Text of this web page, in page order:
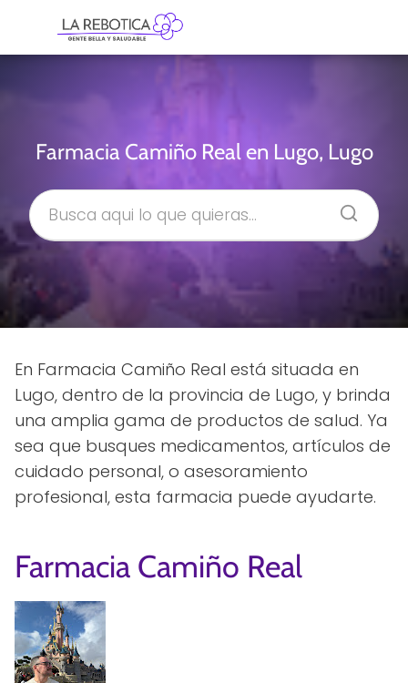
Farmacia Camiño Real en Lugo, Lugo
En Farmacia Camiño Real está situada en
Lugo, dentro de la provincia de Lugo, y brinda
una amplia gama de productos de salud. Ya
sea que busques medicamentos, artículos de
cuidado personal, o asesoramiento
profesional, esta farmacia puede ayudarte.
Farmacia Camiño Real